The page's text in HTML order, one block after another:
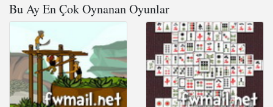
Bu Ay En Çok Oynanan Oyunlar